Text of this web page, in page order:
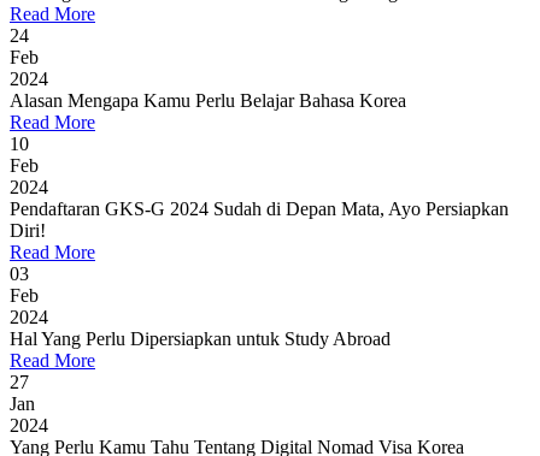
Read More
24
Feb
2024
Alasan Mengapa Kamu Perlu Belajar Bahasa Korea
Read More
10
Feb
2024
Pendaftaran GKS-G 2024 Sudah di Depan Mata, Ayo Persiapkan
Diri!
Read More
03
Feb
2024
Hal Yang Perlu Dipersiapkan untuk Study Abroad
Read More
27
Jan
2024
Yang Perlu Kamu Tahu Tentang Digital Nomad Visa Korea